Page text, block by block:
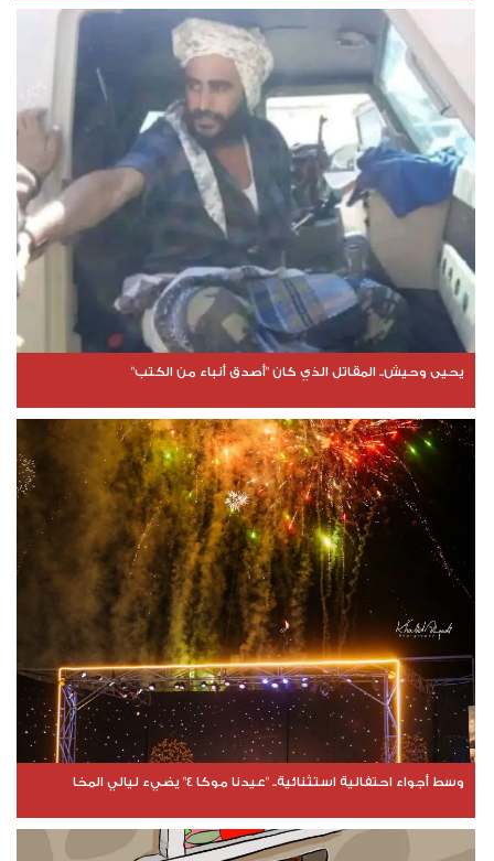
يحيى وحيش.. المقاتل الذي كان "أصدق أنباء من الكتب"
وسط أجواء احتفالية استثنائية.. "عيدنا موكا 4" يضيء ليالي المخا